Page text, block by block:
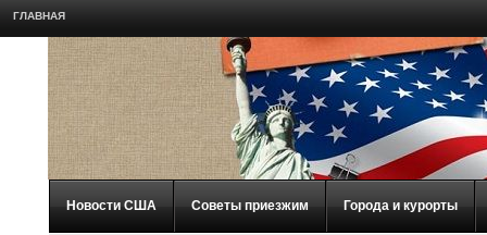
ГЛАВНАЯ
Новости США Советы приезжим Города и курорты